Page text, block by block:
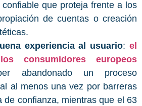
confiable que proteja frente a los
de cuentas o creación
experiencia al usuario:el
consumidores europeos
abandonado un proceso
al menos una vez por barreras
de confianza, mientras que el 63